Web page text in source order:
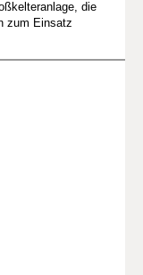
die
zum Einsatz